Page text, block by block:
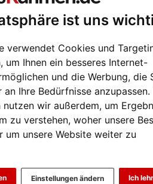
ist uns
verwendet Cookies und
um Ihnen ein besseres Internet-
und die Werbung, die
an Ihre Bedürfnisse anzupassen.
nutzen wir außerdem, um
zu verstehen, woher unsere
um unsere Website weiter zu
Ich
Einstellungen ändern
(A0)
Farbe